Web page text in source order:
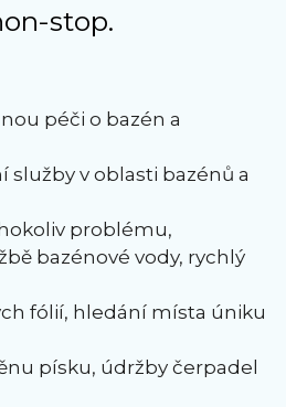
stop.
péči o bazén a
v oblasti bazénů a
problému,
bazénové vody, rychlý
fólií, hledání místa úniku
písku, údržby čerpadel